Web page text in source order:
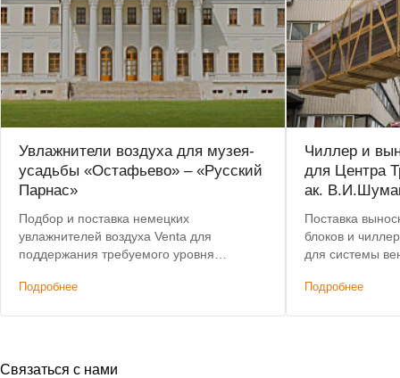
Увлажнители воздуха для музея-
усадьбы «Остафьево» – «Русский
Парнас»
Подбор и поставка немецких
увлажнителей воздуха Venta для
поддержания требуемого уровня
государственного музея. Предоставлена
Подробнее
Чиллер и
для Центра
ак.
Поставка
блоков и
для системы
Подробнее
Связаться с нами